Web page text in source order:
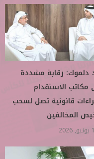
دلموك: رقابة مشددة
مكاتب الاستقدام
قانونية تصل لسحب
المخالفين